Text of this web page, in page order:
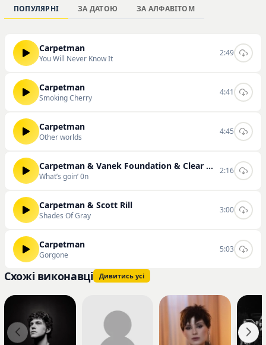
орієнтованим на широку аудиторію поціновувачів
танцювальних треків. Серед найпопулярніших робіт
It», «Smoking Cherry» та «Other worlds». Музика
Carpetman підходить для прослуховування під час
активного відпочинку або вечірок. Ви маєте
можливість слухати та скачувати треки цього
ПОПУЛЯРНІ ЗА ДАТОЮ ЗА АЛФАВІТОМ
Carpetman
You Will Never Know It
2:49
Carpetman
Smoking Cherry
4:41
Carpetman
Other worlds
4:45
Carpetman & Vanek Foundation & Clear Man
What’s goin’ 0n
2:16
Carpetman & Scott Rill
Shades Of Gray
3:00
Carpetman
Gorgone
5:03
Схожі виконавці Дивитись усі